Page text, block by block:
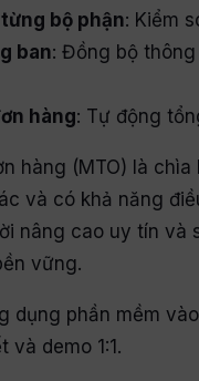
bộ phận: Kiểm
ban: Đồng bộ
hàng: Tự động
hàng (MTO) là
và có khả năng
nâng cao uy tín
vững.
phần mềm
demo 1:1.